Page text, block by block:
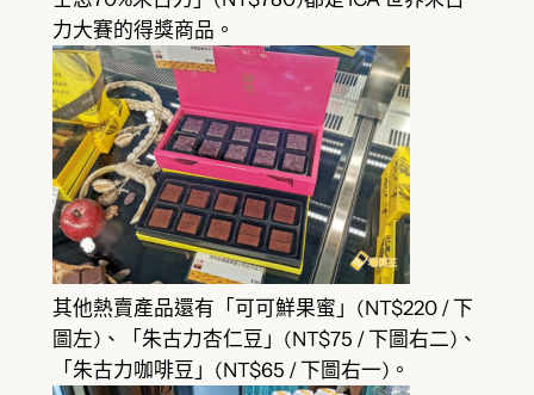
力大賽的得獎商品。
其他熱賣產品還有「可可鮮果蜜」(NT$220 / 下
圖左)、「朱古力杏仁豆」(NT$75 / 下圖右二)、
「朱古力咖啡豆」(NT$65 / 下圖右一)。